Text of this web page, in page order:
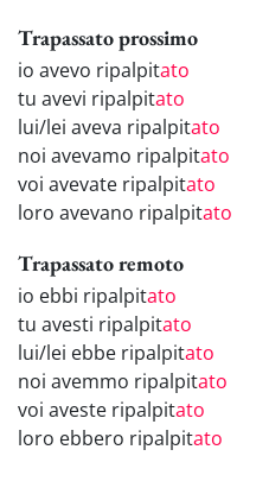
Trapassato prossimo
io avevo ripalpitato
tu avevi ripalpitato
lui/lei aveva ripalpitato
noi avevamo ripalpitato
voi avevate ripalpitato
loro avevano ripalpitato
Trapassato remoto
io ebbi ripalpitato
tu avesti ripalpitato
lui/lei ebbe ripalpitato
noi avemmo ripalpitato
voi aveste ripalpitato
loro ebbero ripalpitato